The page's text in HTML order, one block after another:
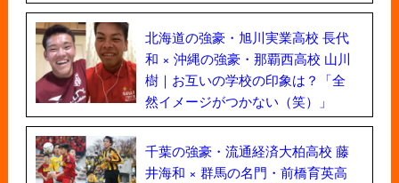
北海道の強豪・旭川実業高校 長代
和 × 沖縄の強豪・那覇西高校 山川
樹｜お互いの学校の印象は？「全
然イメージがつかない（笑）」
千葉の強豪・流通経済大柏高校 藤
井海和 × 群馬の名門・前橋育英高